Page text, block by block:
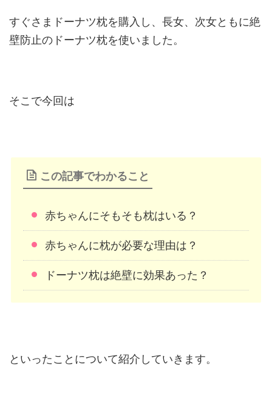
すぐさまドーナツ枕を購入し、長女、次女ともに絶
壁防止のドーナツ枕を使いました。
そこで今回は
この記事でわかること
赤ちゃんにそもそも枕はいる？
赤ちゃんに枕が必要な理由は？
ドーナツ枕は絶壁に効果あった？
といったことについて紹介していきます。